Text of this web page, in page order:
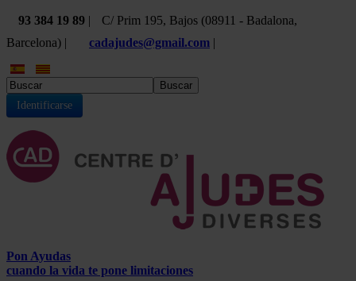
93 384 19 89 |
C/ Prim 195, Bajos (08911 - Badalona,
Barcelona) |
cadajudes@gmail.com |
Buscar
Identificarse
Pon Ayudas
cuando la vida te pone limitaciones